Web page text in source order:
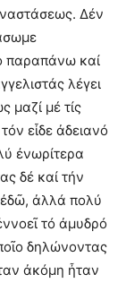
Δέν
παραπάνω καί
λέγει
μαζί μέ τίς
εἶδε ἀδειανό
ἐνωρίτερα
δέ καί τήν
ἀλλά πολύ
τό ἀμυδρό
δηλώνοντας
ἀκόμη ἦταν